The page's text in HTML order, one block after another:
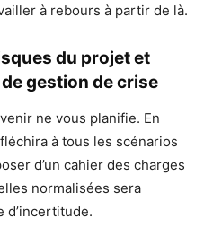
à rebours à partir de là.
du projet et
gestion de crise
ne vous planifie. En
à tous les scénarios
d’un cahier des charges
normalisées sera
d’incertitude.